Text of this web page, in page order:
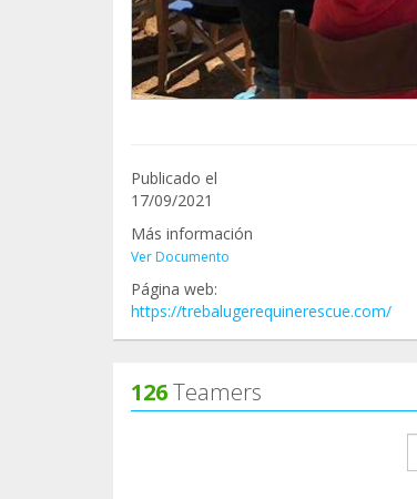
Publicado el
17/09/2021
Más información
Ver Documento
Página web:
https://trebalugerequinerescue.com/
126Teamers